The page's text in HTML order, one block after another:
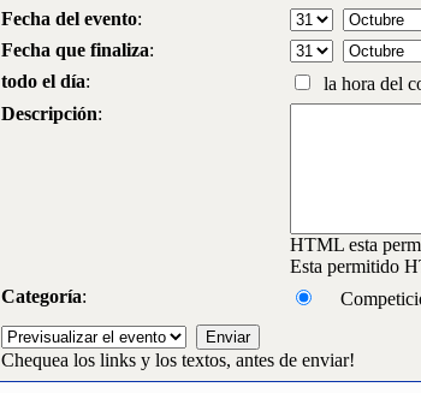
Fecha del evento:
Fecha que finaliza:
todo el día:
la hora del
Descripción:
HTML esta
Esta permitido
Categoría:
Chequea los links y los textos, antes de enviar!